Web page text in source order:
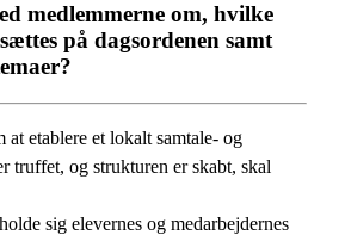
medlemmerne om, hvilke
på dagsordenen samt
at etablere et lokalt samtale- og
truffet, og strukturen er skabt, skal
sig elevernes og medarbejdernes